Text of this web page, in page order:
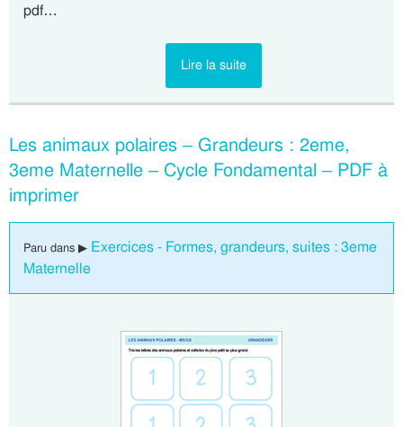
pdf…
Lire la suite
Les animaux polaires – Grandeurs : 2eme,
3eme Maternelle – Cycle Fondamental – PDF à
imprimer
Paru dans ▶ Exercices - Formes, grandeurs, suites : 3eme
Maternelle